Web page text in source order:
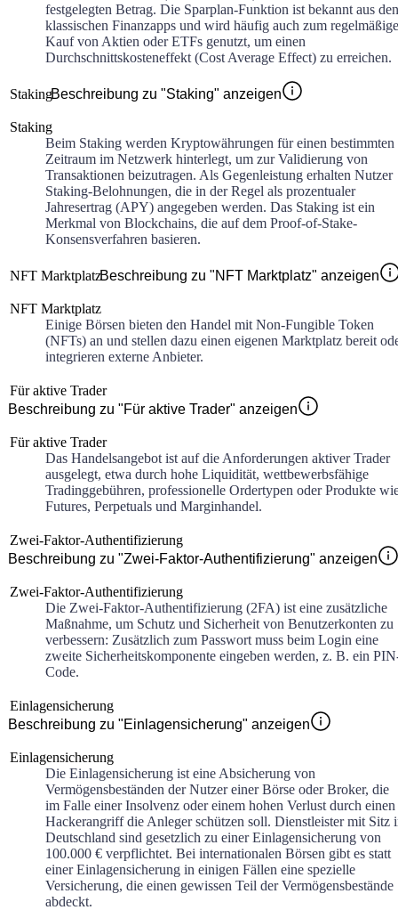
festgelegten Betrag. Die Sparplan-Funktion ist bekannt aus den
klassischen Finanzapps und wird häufig auch zum
Kauf von Aktien oder ETFs genutzt, um einen
Durchschnittskosteneffekt (Cost Average Effect) zu erreichen.
StakingBeschreibung zu "Staking" anzeigen
Staking
Beim Staking werden Kryptowährungen für einen bestimmten
Zeitraum im Netzwerk hinterlegt, um zur Validierung von
Transaktionen beizutragen. Als Gegenleistung erhalten Nutzer
Staking-Belohnungen, die in der Regel als prozentualer
Jahresertrag (APY) angegeben werden. Das Staking ist ein
Merkmal von Blockchains, die auf dem Proof-of-Stake-
Konsensverfahren basieren.
NFT MarktplatzBeschreibung zu "NFT Marktplatz" anzeigen
NFT Marktplatz
Einige Börsen bieten den Handel mit Non-Fungible Token
(NFTs) an und stellen dazu einen eigenen Marktplatz bereit
integrieren externe Anbieter.
Für aktive Trader
Beschreibung zu "Für aktive Trader" anzeigen
Für aktive Trader
Das Handelsangebot ist auf die Anforderungen aktiver Trader
ausgelegt, etwa durch hohe Liquidität, wettbewerbsfähige
Tradinggebühren, professionelle Ordertypen oder Produkte
Futures, Perpetuals und Marginhandel.
Zwei-Faktor-Authentifizierung
Beschreibung zu "Zwei-Faktor-Authentifizierung" anzeigen
Zwei-Faktor-Authentifizierung
Die Zwei-Faktor-Authentifizierung (2FA) ist eine zusätzliche
Maßnahme, um Schutz und Sicherheit von Benutzerkonten zu
verbessern: Zusätzlich zum Passwort muss beim Login eine
zweite Sicherheitskomponente eingeben werden, z. B. ein
Code.
Einlagensicherung
Beschreibung zu "Einlagensicherung" anzeigen
Einlagensicherung
Die Einlagensicherung ist eine Absicherung von
Vermögensbeständen der Nutzer einer Börse oder Broker, die
im Falle einer Insolvenz oder einem hohen Verlust durch einen
Hackerangriff die Anleger schützen soll. Dienstleister mit Sitz
Deutschland sind gesetzlich zu einer Einlagensicherung von
100.000 € verpflichtet. Bei internationalen Börsen gibt es statt
einer Einlagensicherung in einigen Fällen eine spezielle
Versicherung, die einen gewissen Teil der Vermögensbestände
abdeckt.